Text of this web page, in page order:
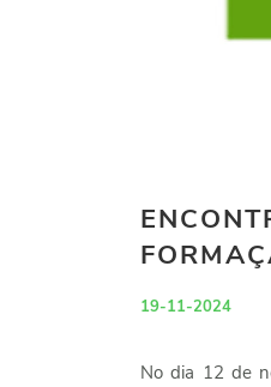
19-11-2024
No dia 12 de